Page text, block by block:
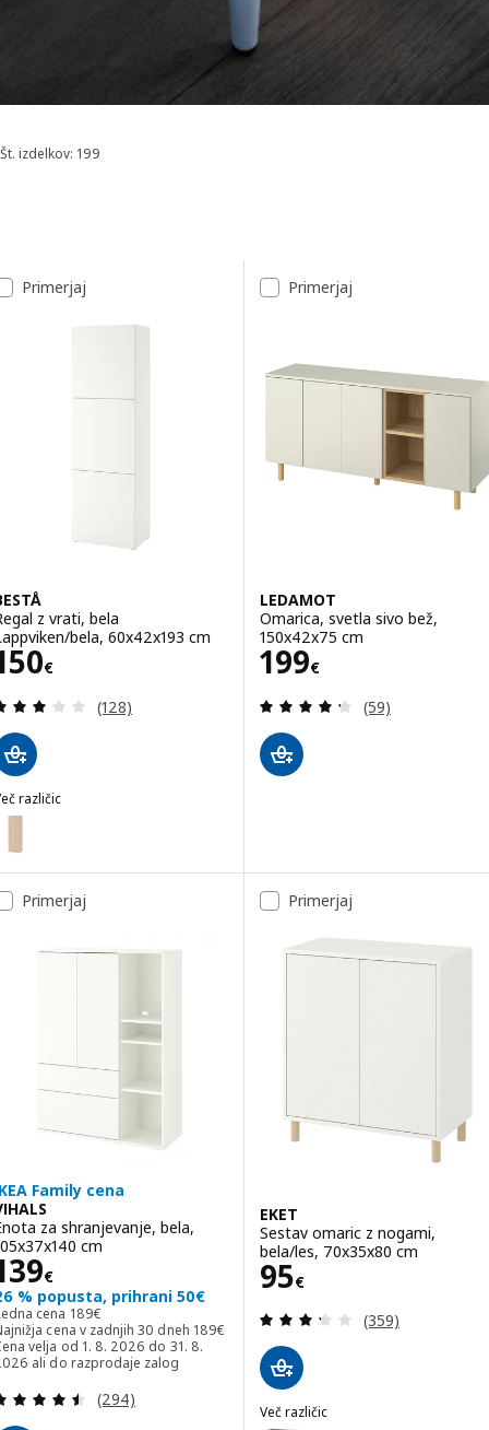
Razvrsti in filtriraj
Št. izdelkov: 199
Seznam rezultatov
Primerjaj
z vrati, bela
bela, 60x42x193 cm
€ 150€
Pregled: 2.9 iz 5 zvezde. Skupno število
(128)
različic
BESTÅ, Regal z vrati, temno siva/Lappviken temno siva,
Primerjaj
LEDAMOT
Omarica, svetla sivo bež,
150x42x75 cm
199€
Cena 199€
Pregled: 4.3 iz
(59)
Primerjaj
Family cena
za shranjevanje, bela,
cm
€ 139€
% popusta, prihrani 50€
cena 189€
Redna cena 189€
cena v zadnjih 30 dneh 189€
Najnižja cena v zadnjih 30 dneh 189€
velja od 1. 8. 2026 do 31. 8.
ali do razprodaje zalog
Pregled: 4.5 iz 5 zvezde. Skupno število
(294)
Primerjaj
EKET
Sestav omaric z nogami,
bela/les, 70x35x80 cm
95€
Cena 95€
Pregled: 3.3 iz
(359)
Več različic